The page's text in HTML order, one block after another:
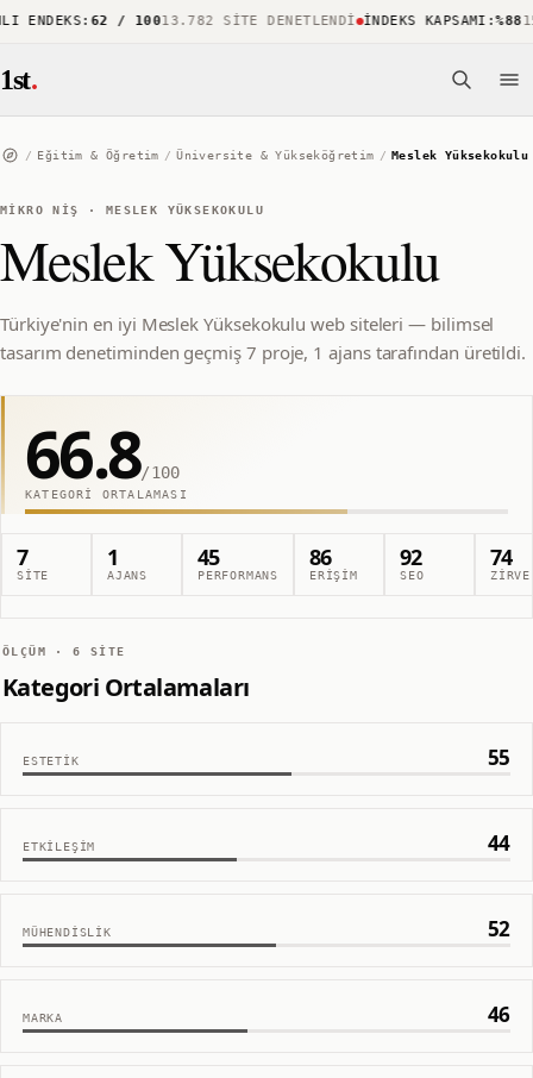
:62 / 10013.782 SITE DENETLENDI İNDEKS KAPSAMI:%88
1st.
/ Eğitim & Öğretim / Üniversite & Yükseköğretim / Meslek Yüksekokulu
MIKRO NIŞ · MESLEK YÜKSEKOKULU
Meslek Yüksekokulu
Türkiye'nin en iyi Meslek Yüksekokulu web siteleri — bilimsel
tasarım denetiminden geçmiş 7 proje, 1 ajans tarafından üretildi.
66.8/100
KATEGORI ORTALAMASI
7
SITE
1
AJANS
45
PERFORMANS
86
ERIŞIM
92
SEO
74
ZIRVE
ÖLÇÜM ·6 SITE
Kategori Ortalamaları
ESTETIK 55
ETKILEŞIM 44
MÜHENDISLIK 52
MARKA 46